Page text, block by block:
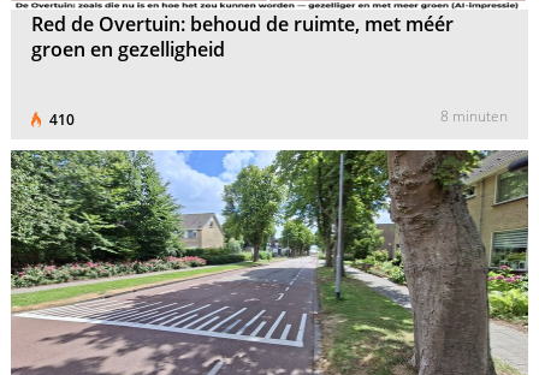
Red de Overtuin: behoud de ruimte, met méér
groen en gezelligheid
410 8 minuten